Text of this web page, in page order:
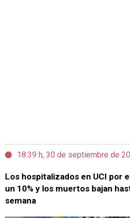
18:39 h, 30 de septiembre de
Los hospitalizados en UCI por
un 10% y los muertos bajan
semana